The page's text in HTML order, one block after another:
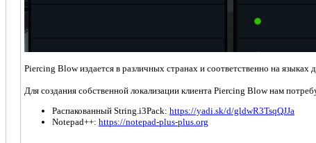
Piercing Blow издается в различных странах и соответственно на
Для создания собственной локализации клиента Piercing Blow нам
Распакованный String.i3Pack: https://yadi.sk/d/gldwR3TsqQJJa
Notepad++: https://notepad-plus-plus.org